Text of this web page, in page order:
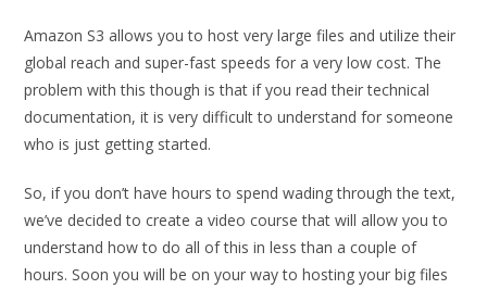
Amazon S3 allows you to host very large files and utilize their
global reach and super-fast speeds for a very low cost. The
problem with this though is that if you read their technical
documentation, it is very difficult to understand for someone
who is just getting started.
So, if you don’t have hours to spend wading through the text,
we’ve decided to create a video course that will allow you to
understand how to do all of this in less than a couple of
hours. Soon you will be on your way to hosting your big files